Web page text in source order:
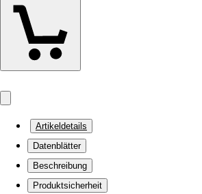
Artikeldetails
Datenblätter
Beschreibung
Produktsicherheit